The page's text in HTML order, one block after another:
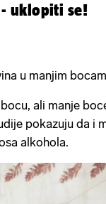
uklopiti se!
u manjim
ali manje
pokazuju da i
alkohola.